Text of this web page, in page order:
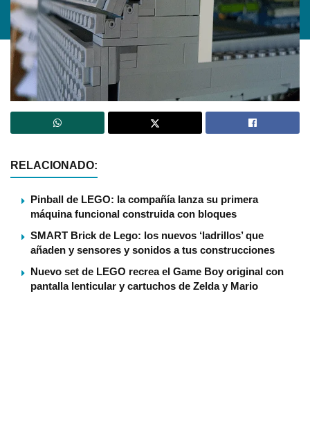
RELACIONADO:
Pinball de LEGO: la compañía lanza su primera
máquina funcional construida con bloques
SMART Brick de Lego: los nuevos ‘ladrillos’ que
añaden y sensores y sonidos a tus construcciones
Nuevo set de LEGO recrea el Game Boy original con
pantalla lenticular y cartuchos de Zelda y Mario